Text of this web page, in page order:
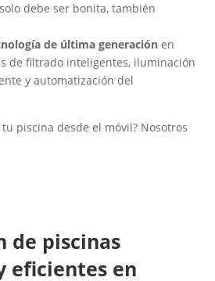
debe ser bonita, también
de última generación en
de filtrado inteligentes, iluminación
y automatización del
piscina desde el móvil? Nosotros
de piscinas
eficientes en